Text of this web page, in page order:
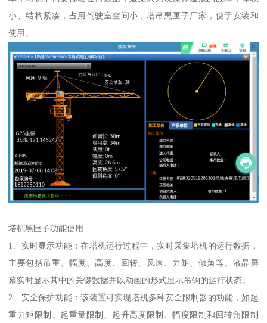
小、结构紧凑，占用驾驶室空间小，塔吊黑匣子厂家，便于安装和
使用。
塔机黑匣子功能使用
1、实时显示功能：在塔机运行过程中，实时采集塔机的运行数据，
主要包括吊重、幅度、高度、回转、风速、力矩、倾角等。液晶屏
幕实时显示其中的关键数据并以动画的形式显示吊钩的运行状态。
2、安全保护功能：该装置可实现塔机多种安全限制器的功能，如起
重力矩限制、起重量限制、起升高度限制、幅度限制和回转角限制